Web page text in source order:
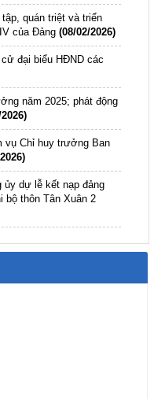
quán triệt và triển
của Đảng (08/02/2026)
đại biểu HĐND các
năm 2025; phát động
vụ Chỉ huy trưởng Ban
dự lễ kết nạp đảng
bộ thôn Tân Xuân 2